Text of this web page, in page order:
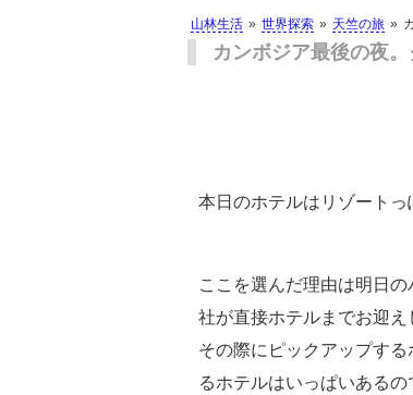
山林生活 世界探索 天竺の旅
カンボジア最後の夜
本日のホテルはリゾートっ
ここを選んだ理由は明日
社が直接ホテルまでお迎
その際にピックアップす
るホテルはいっぱいある